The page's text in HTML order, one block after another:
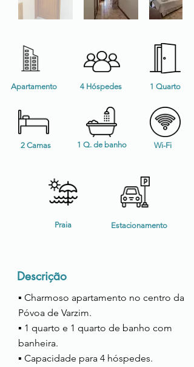
Apartamento
2 Camas
4 Hóspedes
1 Q. de banho
1 Quarto
Wi-Fi
Praia Estacionamento
Descrição
▪ Charmoso apartamento no centro da
Póvoa de Varzim.
▪ 1 quarto e 1 quarto de banho com
banheira.
▪ Capacidade para 4 hóspedes.